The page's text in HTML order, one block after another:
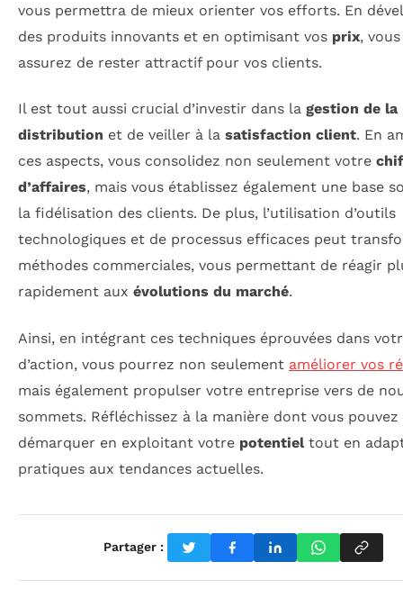
vous permettra de mieux orienter vos efforts. En
des produits innovants et en optimisant vos prix,
assurez de rester attractif pour vos clients.
Il est tout aussi crucial d’investir dans la gestion de la
distribution et de veiller à la satisfaction client. En
ces aspects, vous consolidez non seulement votre
d’affaires, mais vous établissez également une base
la fidélisation des clients. De plus, l’utilisation d’outils
technologiques et de processus efficaces peut
méthodes commerciales, vous permettant de réagir
rapidement aux évolutions du marché.
Ainsi, en intégrant ces techniques éprouvées dans
d’action, vous pourrez non seulement améliorer vos
mais également propulser votre entreprise vers de
sommets. Réfléchissez à la manière dont vous pouvez
démarquer en exploitant votre potentieltout en
pratiques aux tendances actuelles.
Partager :